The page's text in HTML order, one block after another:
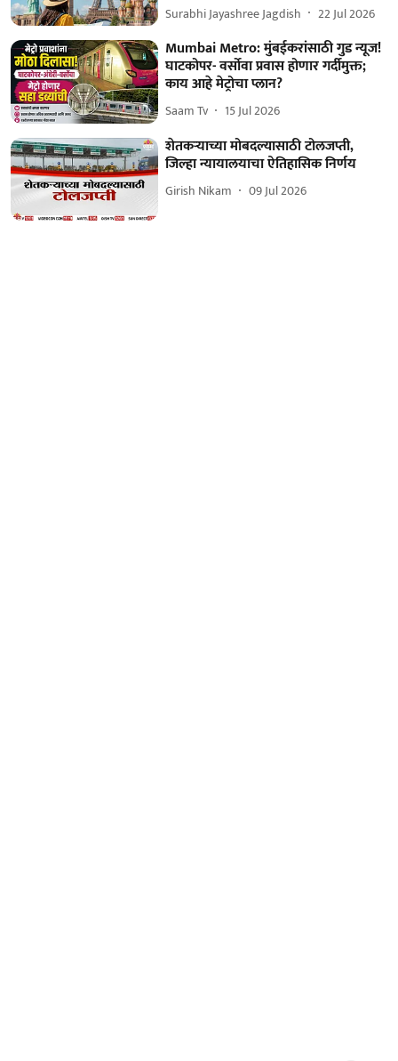
Surabhi Jayashree Jagdish 22 Jul 2026
Mumbai Metro: मुंबईकरांसाठी गुड न्यूज!
घाटकोपर- वर्सोवा प्रवास होणार गर्दीमुक्त;
काय आहे मेट्रोचा प्लान?
Saam Tv 15 Jul 2026
शेतकऱ्याच्या मोबदल्यासाठी टोलजप्ती,
जिल्हा न्यायालयाचा ऐतिहासिक निर्णय
Girish Nikam 09 Jul 2026